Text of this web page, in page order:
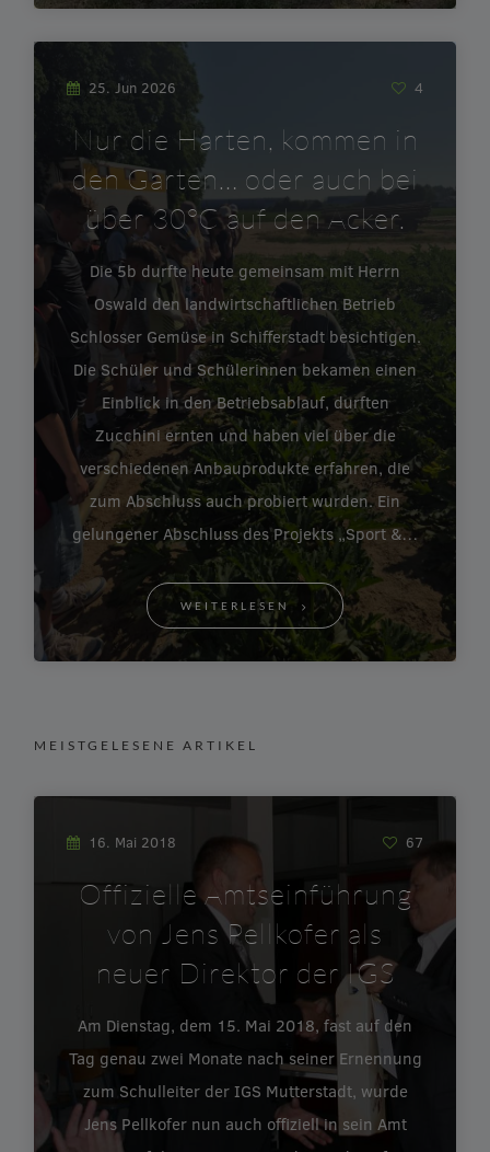
25. Jun 2026 4
Nur die Harten, kommen in
den Garten… oder auch bei
über 30°C auf den Acker.
Die 5b durfte heute gemeinsam mit Herrn
Oswald den landwirtschaftlichen Betrieb
Schlosser Gemüse in Schifferstadt besichtigen.
Die Schüler und Schülerinnen bekamen einen
Einblick in den Betriebsablauf, durften
Zucchini ernten und haben viel über die
verschiedenen Anbauprodukte erfahren, die
zum Abschluss auch probiert wurden. Ein
gelungener Abschluss des Projekts „Sport &…
WEITERLESEN
MEISTGELESENE ARTIKEL
16. Mai 2018 67
Offizielle Amtseinführung
von Jens Pellkofer als
neuer Direktor der IGS
Am Dienstag, dem 15. Mai 2018, fast auf den
Tag genau zwei Monate nach seiner Ernennung
zum Schulleiter der IGS Mutterstadt, wurde
Jens Pellkofer nun auch offiziell in sein Amt